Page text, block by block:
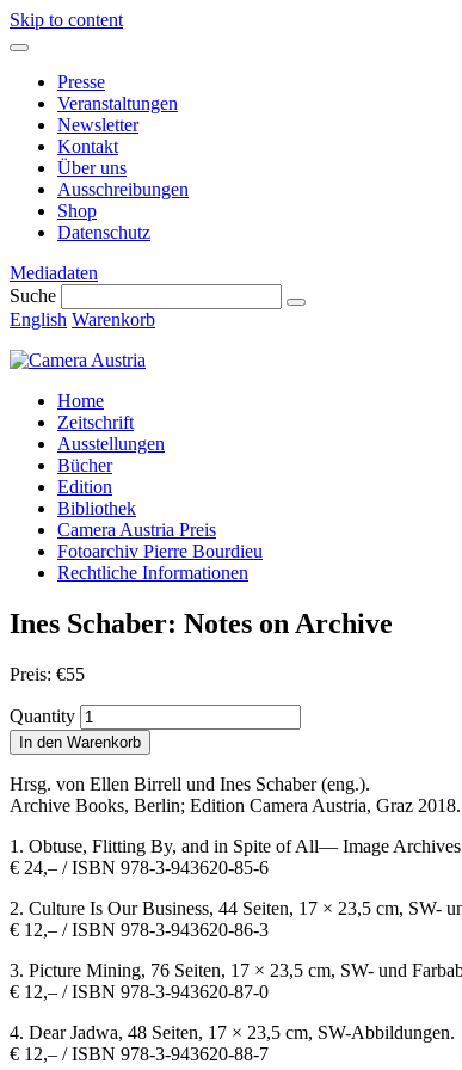
Skip to content
Presse
Veranstaltungen
Newsletter
Kontakt
Über uns
Ausschreibungen
Shop
Datenschutz
Mediadaten
Suche
English Warenkorb
Home
Zeitschrift
Ausstellungen
Bücher
Edition
Bibliothek
Camera Austria Preis
Fotoarchiv Pierre Bourdieu
Rechtliche Informationen
Ines Schaber: Notes on Archive
Preis: €55
Quantity
In den Warenkorb
Hrsg. von Ellen Birrell und Ines Schaber (eng.).
Archive Books, Berlin; Edition Camera Austria, Graz 2018.
1. Obtuse, Flitting By, and in Spite of All— Image
€ 24,– / ISBN 978-3-943620-85-6
2. Culture Is Our Business, 44 Seiten, 17 × 23,5 cm, SW-
€ 12,– / ISBN 978-3-943620-86-3
3. Picture Mining, 76 Seiten, 17 × 23,5 cm, SW- und
€ 12,– / ISBN 978-3-943620-87-0
4. Dear Jadwa, 48 Seiten, 17 × 23,5 cm, SW-Abbildungen.
€ 12,– / ISBN 978-3-943620-88-7